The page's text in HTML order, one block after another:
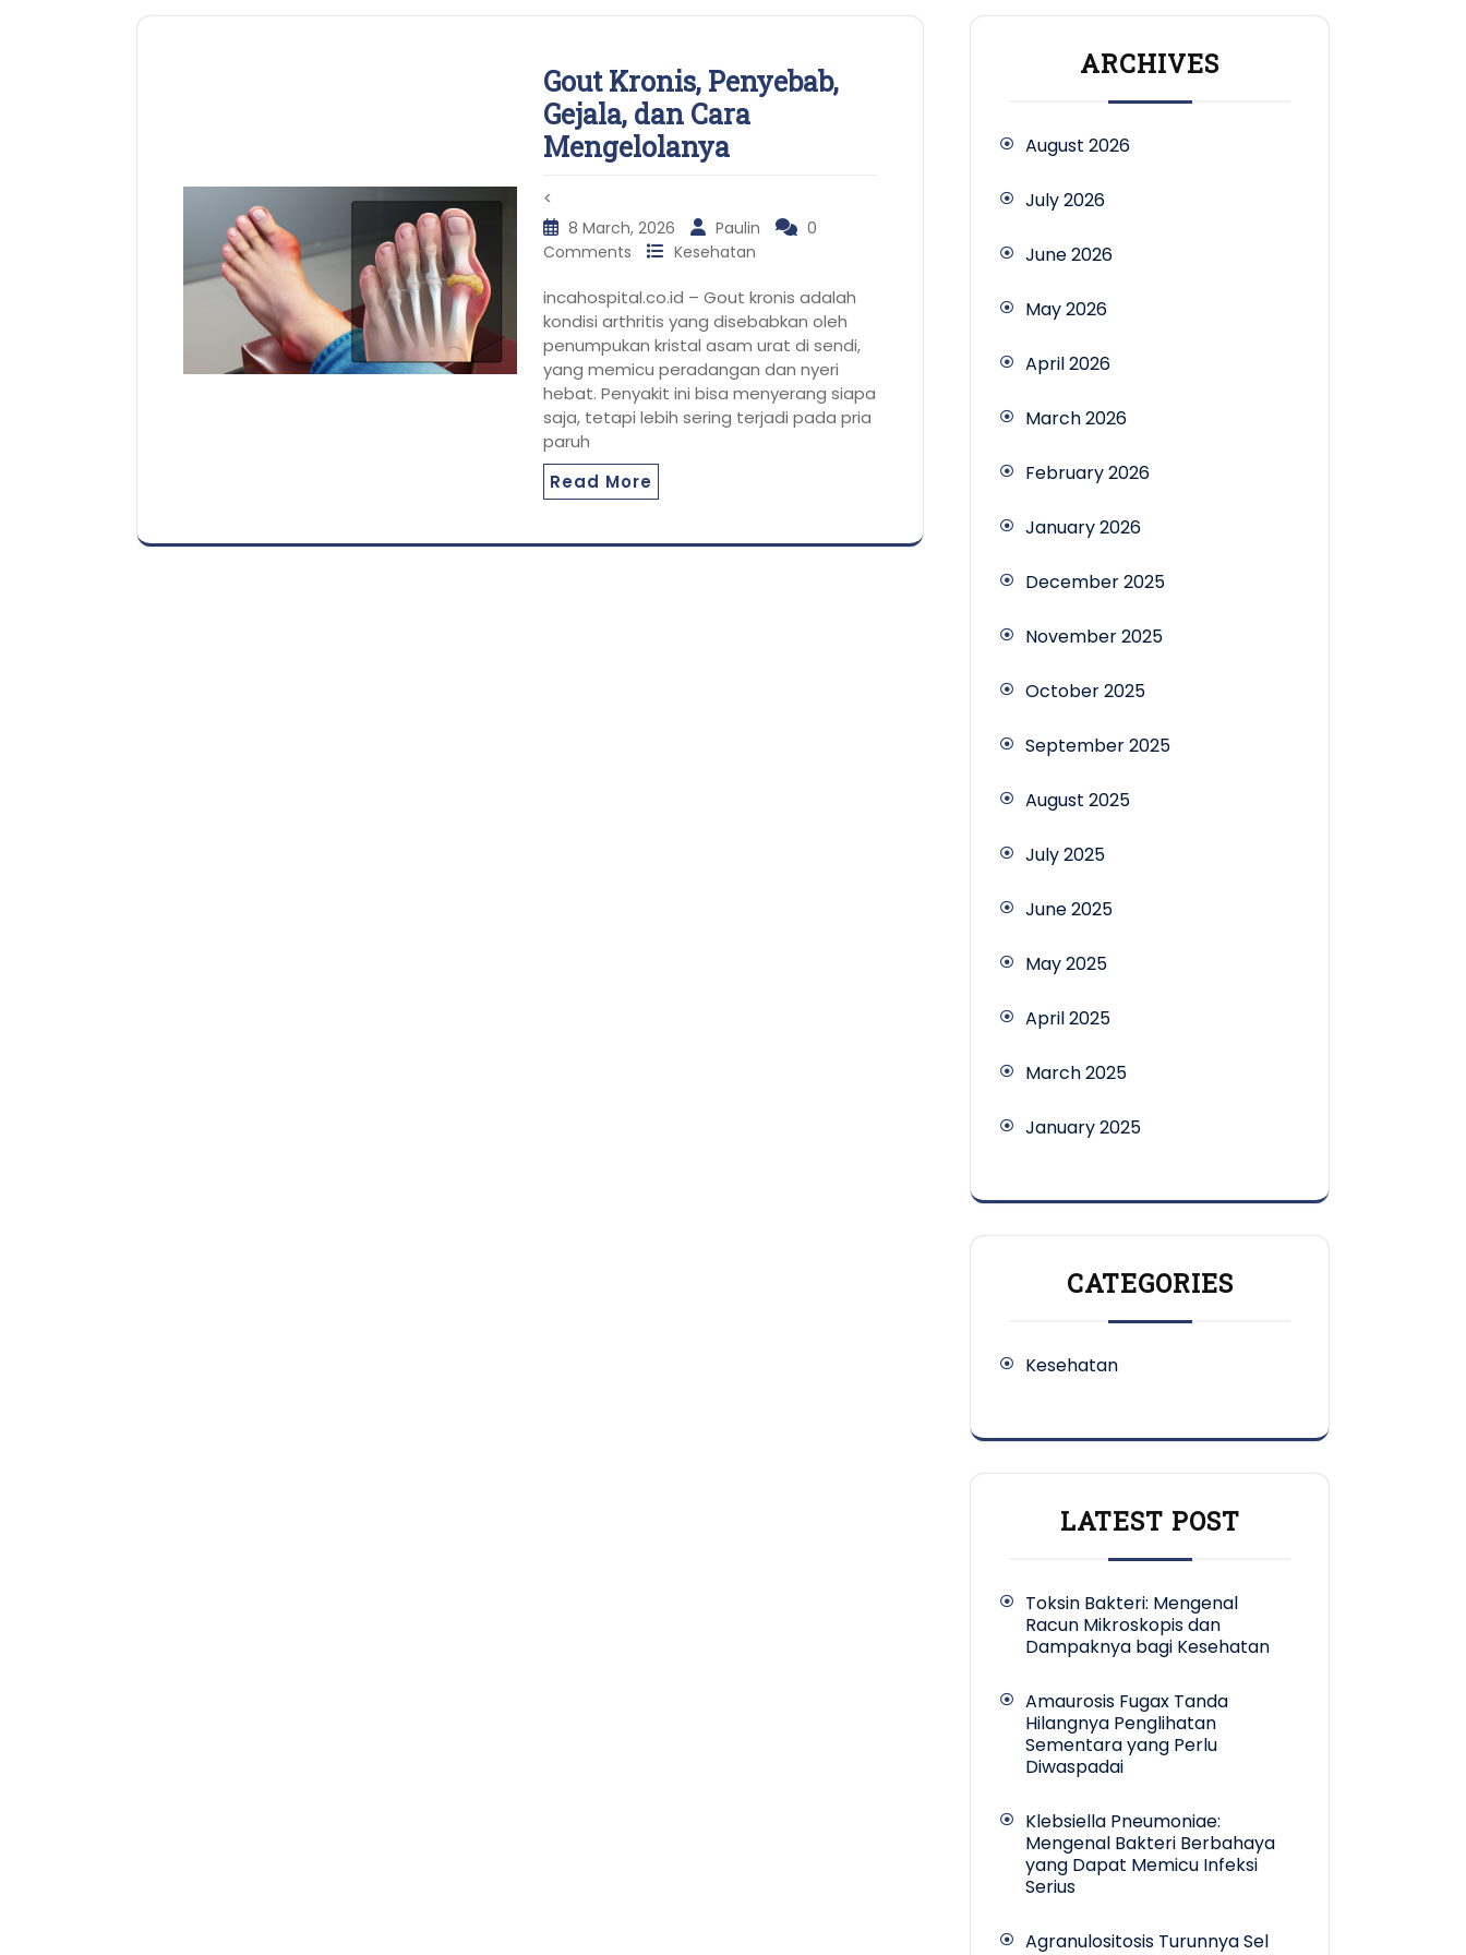
Gout Kronis, Penyebab,
Gejala, dan Cara
Mengelolanya
<
8 March, 2026 Paulin
0
Comments
Kesehatan
incahospital.co.id – Gout kronis adalah
kondisi arthritis yang disebabkan oleh
penumpukan kristal asam urat di sendi,
yang memicu peradangan dan nyeri
hebat. Penyakit ini bisa menyerang siapa
saja, tetapi lebih sering terjadi pada pria
paruh
Read More
ARCHIVES
August 2026
July 2026
June 2026
May 2026
April 2026
March 2026
February 2026
January 2026
December 2025
November 2025
October 2025
September 2025
August 2025
July 2025
June 2025
May 2025
April 2025
March 2025
January 2025
CATEGORIES
Kesehatan
LATEST POST
Toksin Bakteri: Mengenal
Racun Mikroskopis dan
Dampaknya bagi Kesehatan
Amaurosis Fugax Tanda
Hilangnya Penglihatan
Sementara yang Perlu
Diwaspadai
Klebsiella Pneumoniae:
Mengenal Bakteri Berbahaya
yang Dapat Memicu Infeksi
Serius
Agranulositosis Turunnya Sel